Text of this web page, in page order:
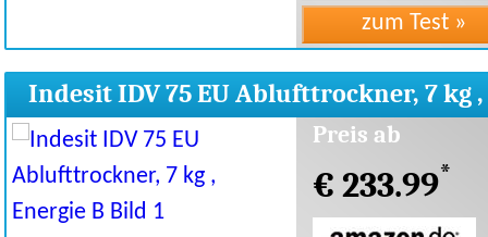
Indesit IDV 75 EU Ablufttrockner, 7 kg ,
Energie B
Preis ab
€ 233.99*